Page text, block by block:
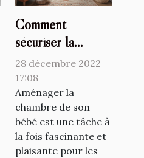
Comment
sécuriser la
chambre de son
bébé ?
28 décembre 2022
17:08
Aménager la
chambre de son
bébé est une tâche à
la fois fascinante et
plaisante pour les